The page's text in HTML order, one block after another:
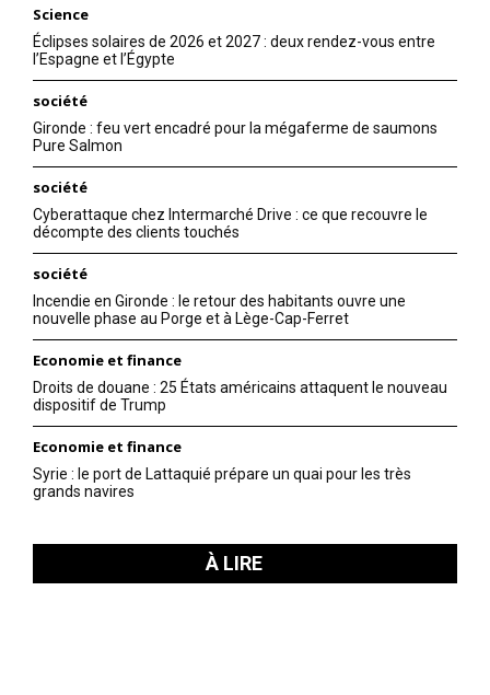
Science
Éclipses solaires de 2026 et 2027 : deux rendez-vous entre
l’Espagne et l’Égypte
société
Gironde : feu vert encadré pour la mégaferme de saumons
Pure Salmon
société
Cyberattaque chez Intermarché Drive : ce que recouvre le
décompte des clients touchés
société
Incendie en Gironde : le retour des habitants ouvre une
nouvelle phase au Porge et à Lège-Cap-Ferret
Economie et finance
Droits de douane : 25 États américains attaquent le nouveau
dispositif de Trump
Economie et finance
Syrie : le port de Lattaquié prépare un quai pour les très
grands navires
À LIRE